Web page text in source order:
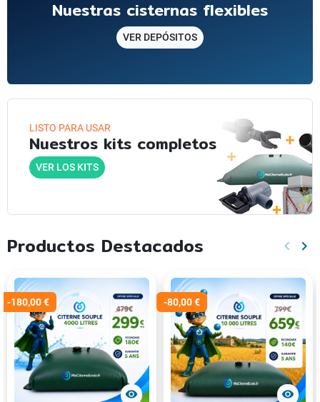
Nuestras cisternas flexibles
VER DEPÓSITOS
LISTO PARA USAR
Nuestros kits completos
VER LOS KITS
Productos Destacados keyboard_arrow_left keyboard_arrow_right
-180,00 €
visibility
-80,00 €
visibility